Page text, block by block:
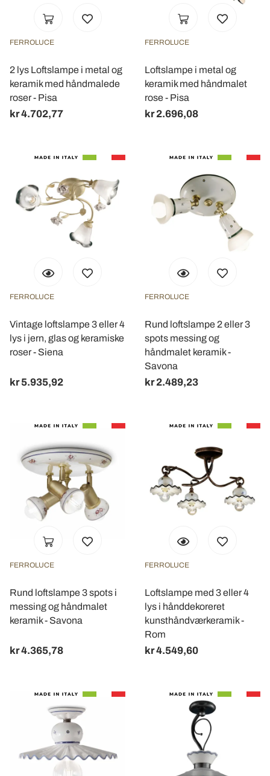
FERROLUCE
2 lys Loftslampe i metal og
keramik med håndmalede
roser - Pisa
kr 4.702,77
FERROLUCE
Loftslampe i metal og
keramik med håndmalet
rose - Pisa
kr 2.696,08
FERROLUCE
Vintage loftslampe 3 eller 4
lys i jern, glas og keramiske
roser - Siena
kr 5.935,92
FERROLUCE
Rund loftslampe 2 eller 3
spots messing og
håndmalet keramik -
Savona
kr 2.489,23
FERROLUCE
Rund loftslampe 3 spots i
messing og håndmalet
keramik - Savona
kr 4.365,78
FERROLUCE
Loftslampe med 3 eller 4
lys i hånddekoreret
kunsthåndværkeramik -
Rom
kr 4.549,60